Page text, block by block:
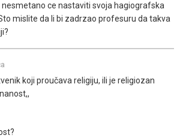
ce nastaviti svoja hagiografska
mislite da li bi zadrzao profesuru da takva
koji proučava religiju, ili je religiozan